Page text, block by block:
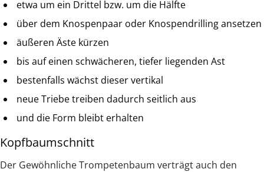
etwa um ein Drittel bzw. um die Hälfte
über dem Knospenpaar oder Knospendrilling ansetzen
äußeren Äste kürzen
bis auf einen schwächeren, tiefer liegenden Ast
bestenfalls wächst dieser vertikal
neue Triebe treiben dadurch seitlich aus
und die Form bleibt erhalten
Kopfbaumschnitt
Der Gewöhnliche Trompetenbaum verträgt auch den